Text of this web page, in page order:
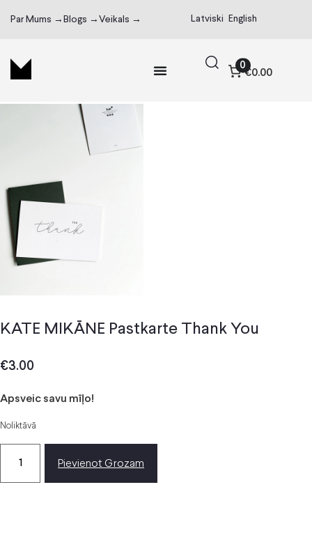
Par Mums → Blogs → Veikals → Latviski English
0
€0.00
KATE MIKĀNE Pastkarte Thank You
€3.00
Apsveic savu mīļo!
Noliktāvā
Pievienot Grozam